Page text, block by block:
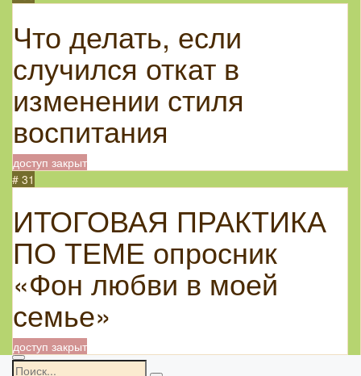
Что делать, если
случился откат в
изменении стиля
воспитания
доступ закрыт
# 31
ИТОГОВАЯ ПРАКТИКА
ПО ТЕМЕ опросник
«Фон любви в моей
семье»
доступ закрыт